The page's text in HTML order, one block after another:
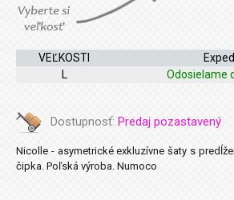
VEĽKOSTI
L
Odosielame
Dostupnosť: Predaj pozastavený
Nicolle - asymetrické exkluzívne šaty s
čipka. Poľská výroba. Numoco